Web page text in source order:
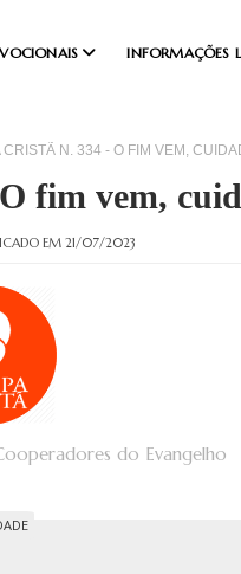
INFORMAÇÕES
CRISTÃ N. 334 - O FIM VEM,
fim vem,
EM 21/07/2023
do Evangelho